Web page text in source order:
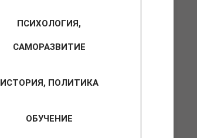
ПСИХОЛОГИЯ,
САМОРАЗВИТИЕ
ИСТОРИЯ, ПОЛИТИКА
ОБУЧЕНИЕ